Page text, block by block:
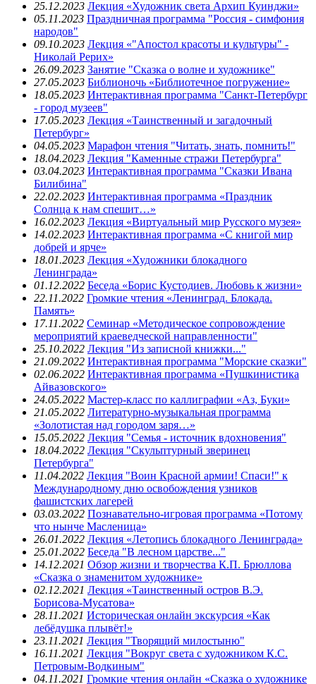
25.12.2023 Лекция «Художник света Архип Куинджи»
05.11.2023 Праздничная программа "Россия - симфония
народов"
09.10.2023 Лекция «"Апостол красоты и культуры" -
Николай Рерих»
26.09.2023 Занятие "Сказка о волне и художнике"
27.05.2023 Библионочь «Библиотечное погружение»
18.05.2023 Интерактивная программа "Санкт-Петербург
- город музеев"
17.05.2023 Лекция «Таинственный и загадочный
Петербург»
04.05.2023 Марафон чтения "Читать, знать, помнить!"
18.04.2023 Лекция "Каменные стражи Петербурга"
03.04.2023 Интерактивная программа "Сказки Ивана
Билибина"
22.02.2023 Интерактивная программа «Праздник
Солнца к нам спешит…»
16.02.2023 Лекция «Виртуальный мир Русского музея»
14.02.2023 Интерактивная программа «С книгой мир
добрей и ярче»
18.01.2023 Лекция «Художники блокадного
Ленинграда»
01.12.2022 Беседа «Борис Кустодиев. Любовь к жизни»
22.11.2022 Громкие чтения «Ленинград. Блокада.
Память»
17.11.2022 Семинар «Методическое сопровождение
мероприятий краеведческой направленности"
25.10.2022 Лекция "Из записной книжки..."
21.09.2022 Интерактивная программа "Морские сказки"
02.06.2022 Интерактивная программа «Пушкинистика
Айвазовского»
24.05.2022 Мастер-класс по каллиграфии «Аз, Буки»
21.05.2022 Литературно-музыкальная программа
«Золотистая над городом заря…»
15.05.2022 Лекция "Семья - источник вдохновения"
18.04.2022 Лекция "Скульптурный зверинец
Петербурга"
11.04.2022 Лекция "Воин Красной армии! Спаси!" к
Международному дню освобождения узников
фашистских лагерей
03.03.2022 Познавательно-игровая программа «Потому
что нынче Масленица»
26.01.2022 Лекция «Летопись блокадного Ленинграда»
25.01.2022 Беседа "В лесном царстве..."
14.12.2021 Обзор жизни и творчества К.П. Брюллова
«Сказка о знаменитом художнике»
02.12.2021 Лекция «Таинственный остров В.Э.
Борисова-Мусатова»
28.11.2021 Историческая онлайн экскурсия «Как
лебёдушка плывёт!»
23.11.2021 Лекция "Творящий милостыню"
16.11.2021 Лекция "Вокруг света с художником К.С.
Петровым-Водкиным"
04.11.2021 Громкие чтения онлайн «Сказка о художнике